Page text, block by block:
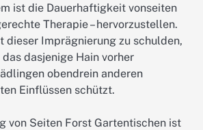
ist die Dauerhaftigkeit vonseiten
Therapie – hervorzustellen.
dieser Imprägnierung zu schulden,
dasjenige Hain vorher
obendrein anderen
Einflüssen schützt.
von Seiten Forst Gartentischen ist